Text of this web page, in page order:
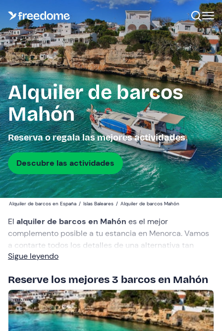
Alquiler de barcos
Mahón
Reserva o regala las mejores actividades
Descubre las actividades
Alquiler de barcos en España / Islas Baleares / Alquiler de barcos Mahón
El alquiler de barcos en Mahón es el mejor
complemento posible a tu estancia en Menorca. Vamos
a contarte todos los detalles de una alternativa tan
interesante para tus próximas vacaciones.
Sigue leyendo
Reserve los mejores 3 barcos en Mahón